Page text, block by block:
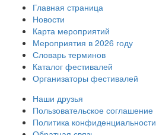
Главная страница
Новости
Карта мероприятий
Мероприятия в 2026 году
Словарь терминов
Каталог фестивалей
Организаторы фестивалей
Наши друзья
Пользовательское соглашение
Политика конфиденциальности